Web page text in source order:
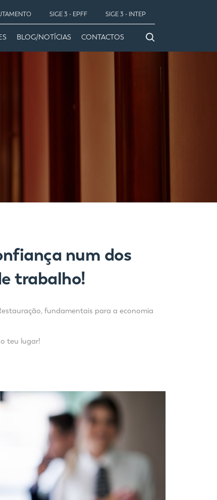
SIGE 3 - EPFF SIGE 3 - INTEP
BLOG/NOTÍCIAS CONTACTOS
num dos
trabalho!
fundamentais para a economia
teu lugar!